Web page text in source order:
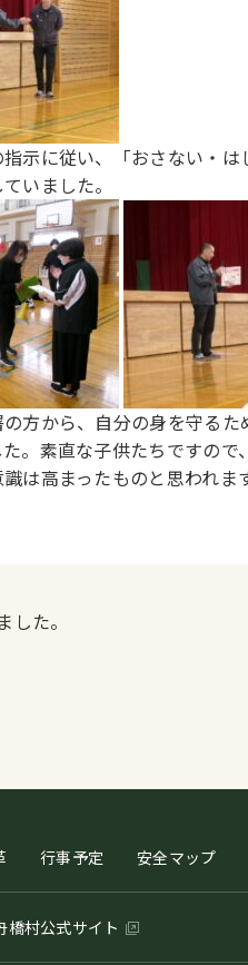
示に従い、「おさない・ は
いました。
方から、自分の身を守る
。素直な子供たちですの
は高まったものと思われます
た。
行事予定 安全マップ
橋村公式サイト